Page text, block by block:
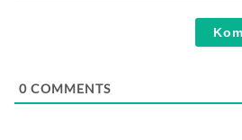
0 COMMENTS